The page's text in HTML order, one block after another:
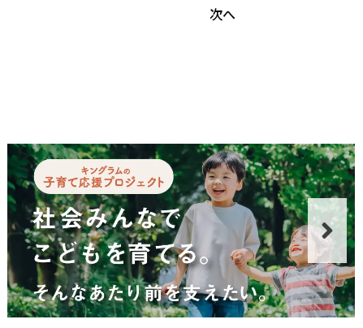
次へ